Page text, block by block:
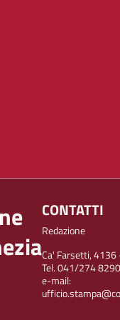
CONTATTI
Redazione
Ca' Farsetti, 4136
Tel. 041/274 8290
e-mail: